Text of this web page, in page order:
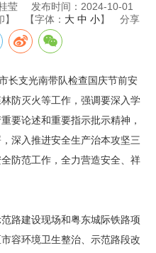
莹
发布时间：2024-10-01
】 【字体： 大 中 小】 分享
支光南带队检查国庆节前安
防灭火等工作，强调要深入学
要论述和重要指示批示精神，
深入推进安全生产治本攻坚三
防范工作，全力营造安全、祥
建设现场和粤东城际铁路项
容环境卫生整治、示范路段改